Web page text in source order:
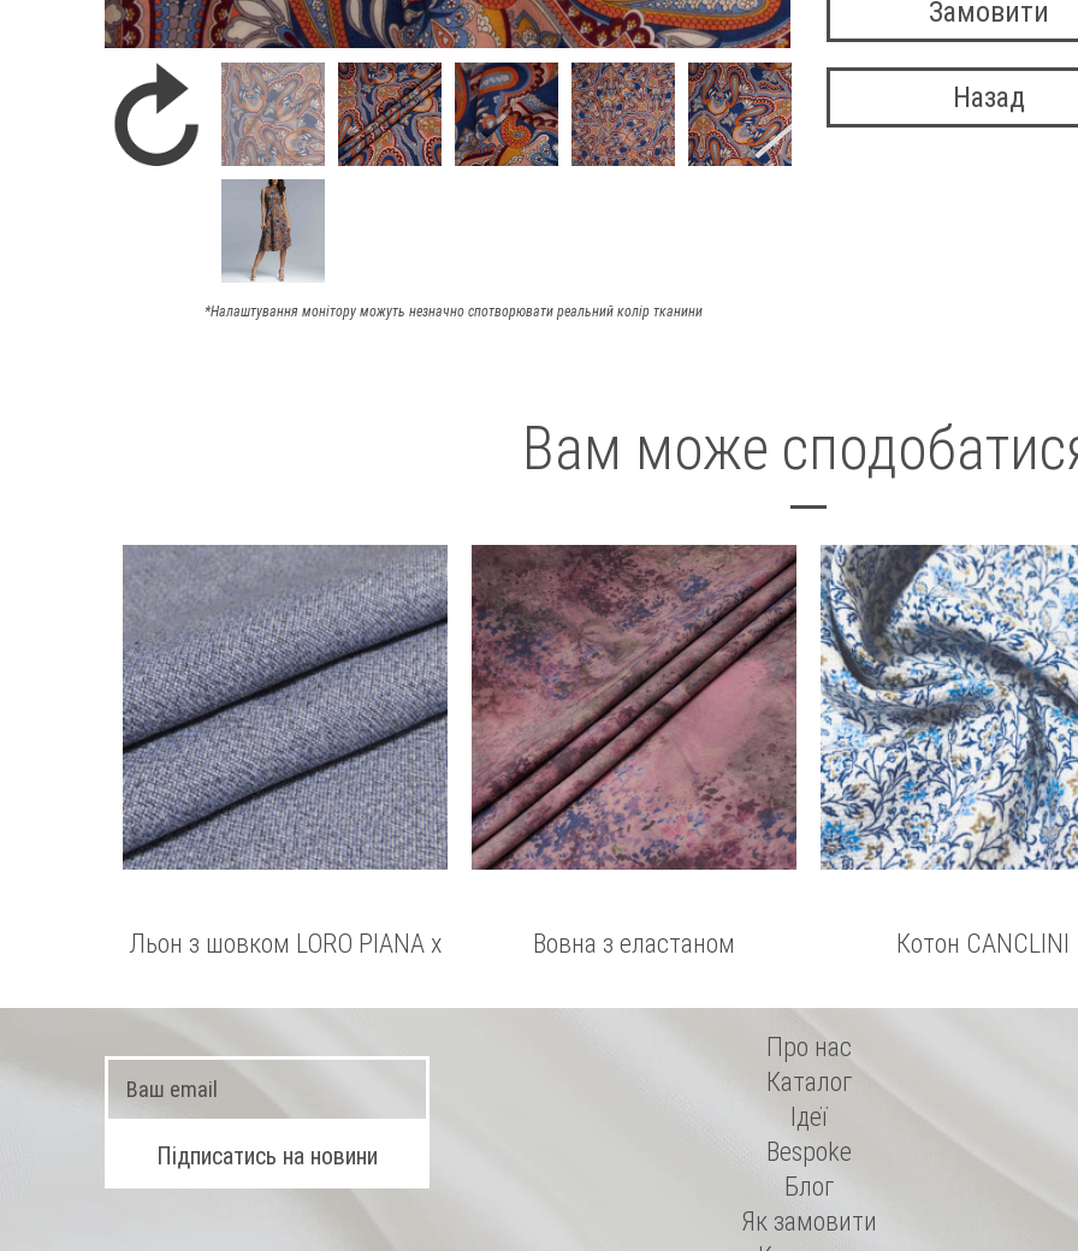
*Налаштування монітору можуть незначно спотворювати реальний колір тканини
Замовити
Назад
Вам може
Льон з шовком LORO PIANA x
Вовна з еластаном Котон CANCLINI
Про нас
Каталог
Ідеї
Bespoke
Блог
Як замовити